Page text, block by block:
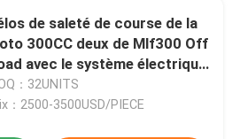
de saleté de course de la
300CC deux de Mlf300 Off
avec le système électrique
début
：32UNITS
：2500-3500USD/PIECE